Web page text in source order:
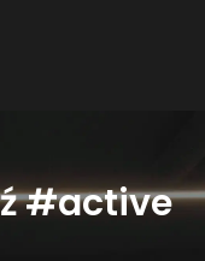
#active